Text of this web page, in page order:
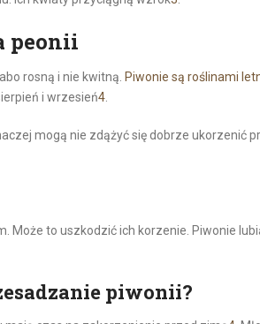
peonii
rosną i nie kwitną. Piwonie są roślinami
i wrzesień4.
mogą nie zdążyć się dobrze ukorzenić
Może to uszkodzić ich korzenie. Piwonie
piwonii?